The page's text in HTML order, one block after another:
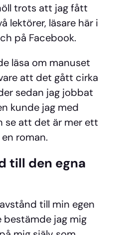
trots att jag fått
lektörer, läsare här i
på Facebook.
läsa om manuset
att det gått cirka
sedan jag jobbat
kunde jag med
se att det är mer ett
roman.
till den egna
till min egen
bestämde jag mig